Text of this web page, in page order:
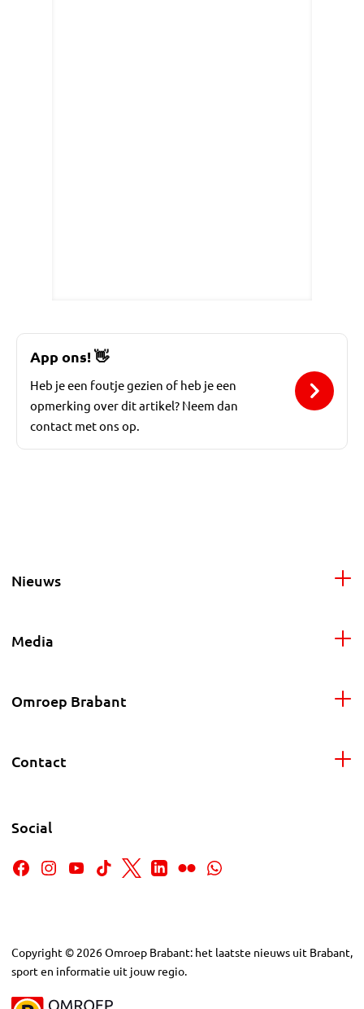
App ons! 👋
Heb je een foutje gezien of heb je een
opmerking over dit artikel? Neem dan
contact met ons op.
Nieuws
Media
Omroep Brabant
Contact
Social
Copyright © 2026Omroep Brabant: het laatste nieuws uit Brabant,
sport en informatie uit jouw regio.